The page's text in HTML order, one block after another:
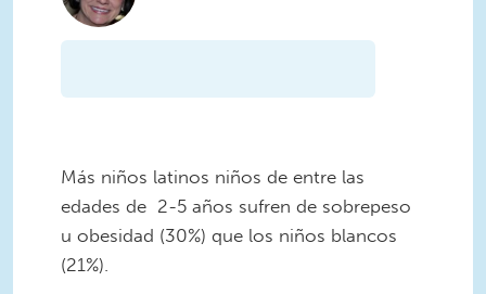
Más niños latinos niños de entre las
edades de 2-5 años sufren de sobrepeso
u obesidad (30%) que los niños blancos
(21%).